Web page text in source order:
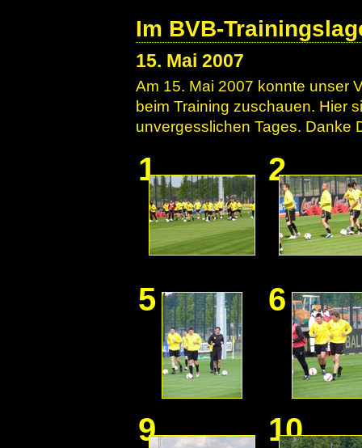
Im BVB-
15. Mai 2007
Am 15. Mai 2007 konnte unser
beim Training zuschauen. Hier
unvergesslichen Tages. Danke
1 2
5 6
9 10